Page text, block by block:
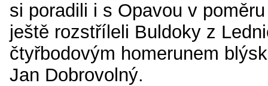
si poradili i s Opavou v
ještě rozstříleli Buldoky z
čtyřbodovým homerunem
Jan Dobrovolný.